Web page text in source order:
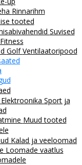
Rinnarihm
tooted
Suvised
Fitness
GolfVentilaatoripood
Elektroonika Sport ja
Muud tooted
Kalad ja veeloomad
Loomade vaatlus